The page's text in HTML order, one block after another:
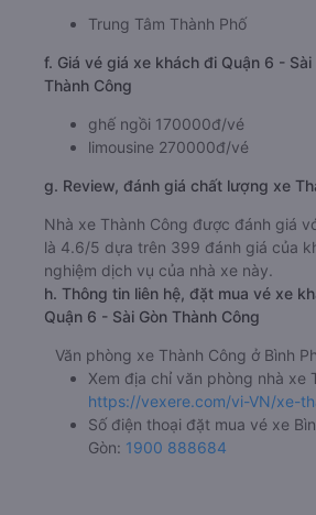
Trung Tâm Thành Phố
f. Giá vé giá xe khách đi Quận 6 -
Thành Công
ghế ngồi 170000đ/vé
limousine 270000đ/vé
g. Review, đánh giá chất lượng xe
Nhà xe Thành Công được đánh giá
là 4.6/5 dựa trên 399 đánh giá của
nghiệm dịch vụ của nhà xe này.
h. Thông tin liên hệ, đặt mua vé xe
Quận 6 - Sài Gòn Thành Công
Văn phòng xe Thành Công ở Bình
Xem địa chỉ văn phòng nhà xe
https://vexere.com/vi-VN/xe-
Số điện thoại đặt mua vé xe
Gòn: 1900 888684